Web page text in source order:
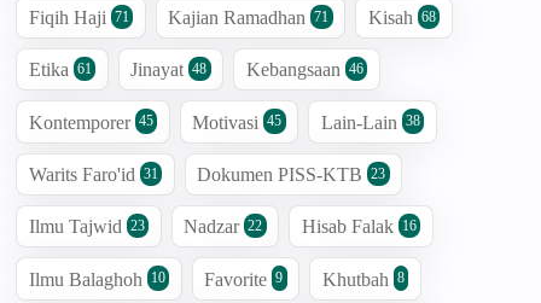
Fiqih Haji 71 Kajian Ramadhan 71 Kisah 68
Etika 61 Jinayat 48 Kebangsaan 46
Kontemporer 45 Motivasi 45 Lain-Lain 38
Warits Faro'id 31 Dokumen PISS-KTB 23
Ilmu Tajwid 23 Nadzar 22 Hisab Falak 16
Ilmu Balaghoh 10 Favorite 9 Khutbah 8